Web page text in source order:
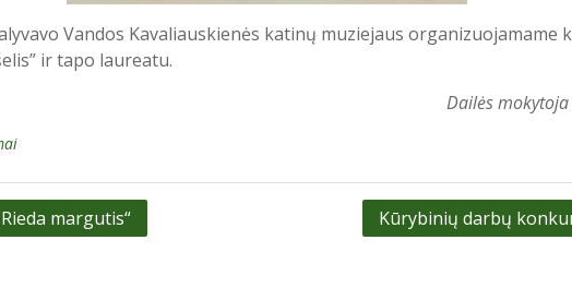
Vandos Kavaliauskienės katinų muziejaus organizuojamame
ir tapo laureatu.
Dailės
margutis“ Kūrybinių darbų